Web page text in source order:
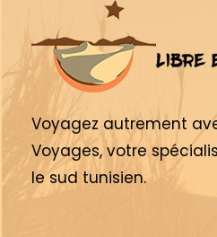
Voyagez autrement
Voyages, votre
le sud tunisien.